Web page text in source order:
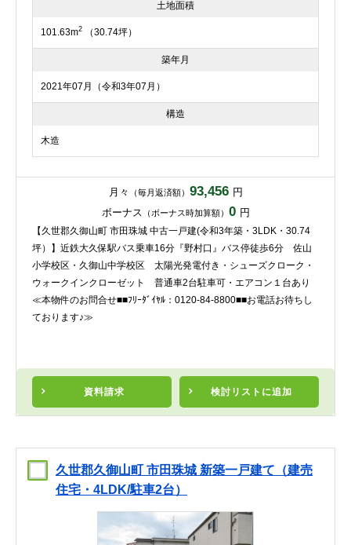
土地面積
101.63m2 （30.74坪）
築年月
2021年07月（令和3年07月）
構造
木造
月々 （毎月返済額） 93,456 円
ボーナス （ボーナス時加算額） 0 円
資料請求 検討リスト に追加
【久世郡久御山町 市田珠城 中古一戸建(令和3年築・3LDK・30.74
坪）】近鉄大久保駅バス乗車16分『野村口』バス停徒歩6分 佐山
小学校区・久御山中学校区 太陽光発電付き・シューズクローク・
ウォークインクローゼット 普通車2台駐車可・エアコン１台あり
≪本物件のお問合せ■■ﾌﾘｰﾀﾞｲﾔﾙ：0120-84-8800■■お電話お待ちし
ております♪≫
久世郡久御山町 市田珠城 新築一戸建て（建売
住宅・4LDK/駐車2台）